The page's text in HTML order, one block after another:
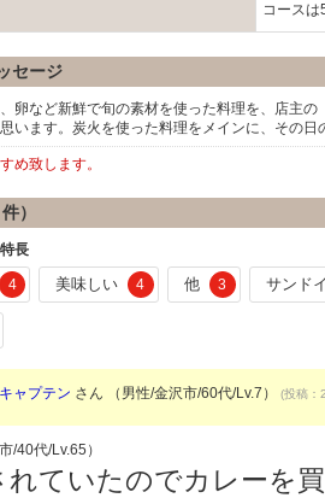
コースは
セージ
卵など新鮮で旬の素材を使った料理を、店主
います。炭火を使った料理をメインに、その
め致します。
件）
長
4 美味しい 4 他 3 サンド
キャプテン さん （男性/金沢市/60代/Lv.7） (投稿
/40代/Lv.65）
れていたのでカレーを